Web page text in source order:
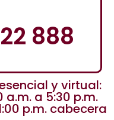
888
y virtual:
a.m. a 5:30 p.m.
p.m. cabecera